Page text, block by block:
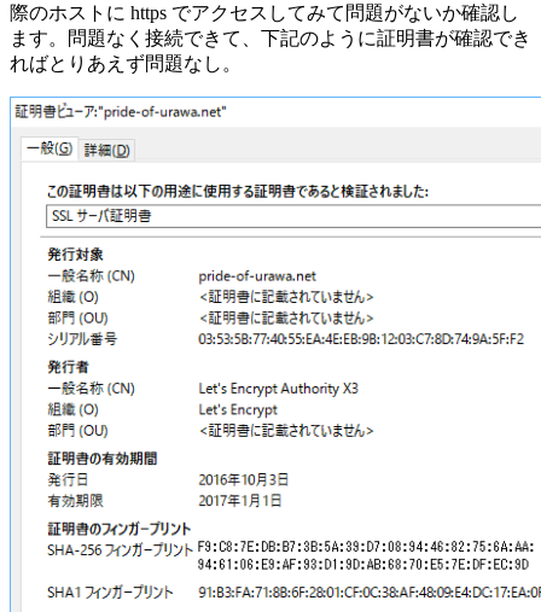
際のホストに https でアクセスしてみて問題がないか確認し
ます。問題なく接続できて、下記のように証明書が確認でき
ればとりあえず問題なし。